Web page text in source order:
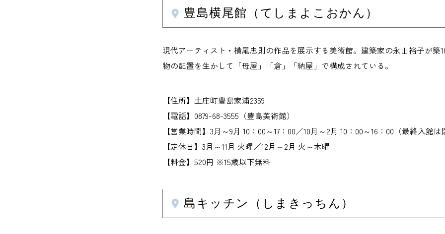
豊島横尾館（てしまよこおかん）
現代アーティスト・横尾忠則の作品を展示する美術館。建築家の永山裕子が
物の配置を生かして「母屋」「倉」「納屋」で構成されている。
【住所】土庄町豊島家浦2359
【電話】0879-68-3555（豊島美術館）
【営業時間】3月～9月 10：00～17：00／10月～2月 10：00～16：00（最終入館は
【定休日】3月～11月 火曜／12月～2月 火～木曜
【料金】520円 ※15歳以下無料
島キッチン（しまきっちん）